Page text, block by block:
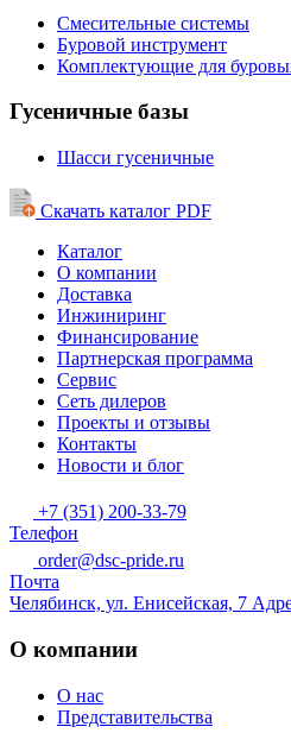
Смесительные системы
Буровой инструмент
Комплектующие для
Гусеничные базы
Шасси гусеничные
Скачать каталог PDF
Каталог
О компании
Доставка
Инжиниринг
Финансирование
Партнерская программа
Сервис
Сеть дилеров
Проекты и отзывы
Контакты
Новости и блог
+7 (351) 200-33-79
Телефон
order@dsc-pride.ru
Почта
Челябинск, ул. Енисейская, 7
О компании
О нас
Представительства